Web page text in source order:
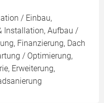
/ Einbau,
Installation, Aufbau /
Finanzierung, Dach
/ Optimierung,
Erweiterung,